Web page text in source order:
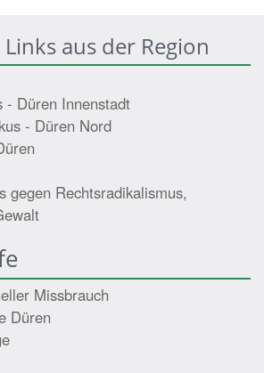
aus der Region
- Düren Innenstadt
- Düren Nord
gegen Rechtsradikalismus,
Missbrauch
Düren